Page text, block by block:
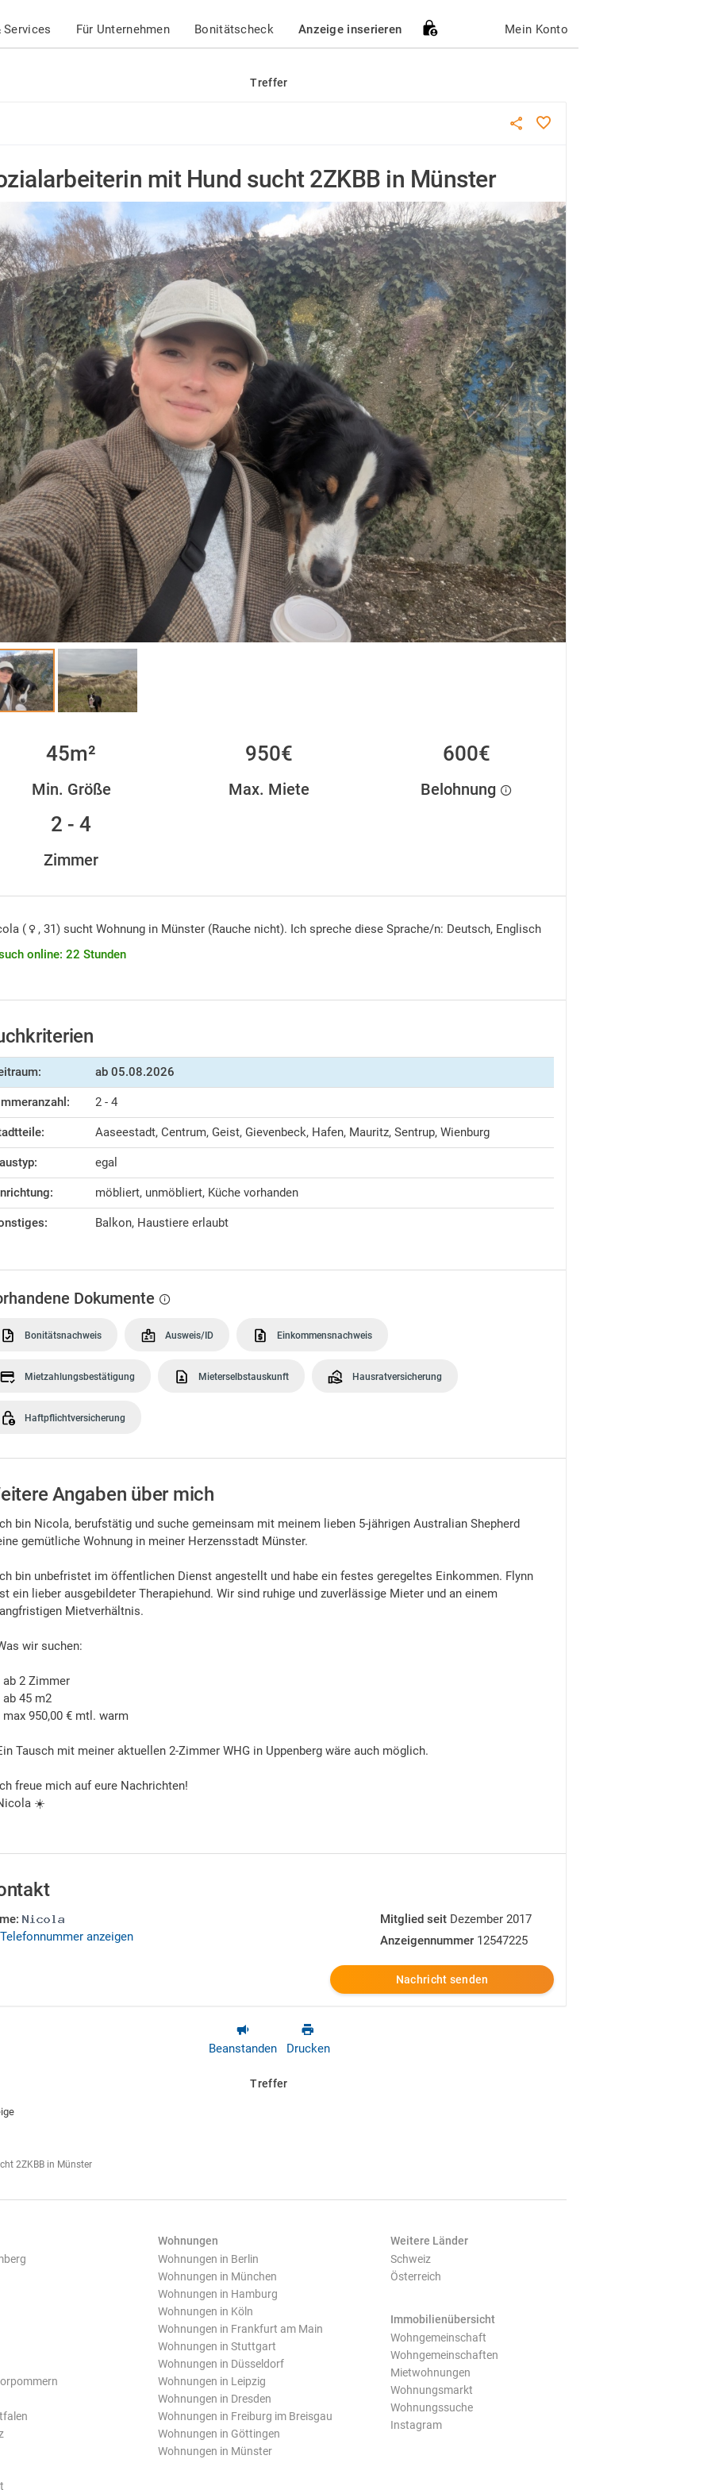
Services Für Unternehmen Bonitätscheck Anzeige inserieren Mein Konto
Treffer
mit Hund sucht 2ZKBB in Münster
45m²
Min. Größe
950€
Max. Miete
600€
Belohnung
2 - 4
Zimmer
(
, 31) sucht Wohnung in Münster (Rauche nicht). Ich spreche diese Sprache/n: Deutsch, Englisch
online: 22 Stunden
ab 05.08.2026
2 - 4
Aaseestadt, Centrum, Geist, Gievenbeck, Hafen, Mauritz, Sentrup, Wienburg
egal
möbliert, unmöbliert, Küche vorhanden
Balkon, Haustiere erlaubt
Dokumente
Bonitätsnachweis Ausweis/ID Einkommensnachweis
Mietzahlungsbestätigung Mieterselbstauskunft Hausratversicherung
Haftpflichtversicherung
Angaben über mich
bin Nicola, berufstätig und suche gemeinsam mit meinem lieben 5-jährigen Australian Shepherd
gemütliche Wohnung in meiner Herzensstadt Münster.
bin unbefristet im öffentlichen Dienst angestellt und habe ein festes geregeltes Einkommen. Flynn
ein lieber ausgebildeter Therapiehund. Wir sind ruhige und zuverlässige Mieter und an einem
Mietverhältnis.
wir suchen:
ab 2 Zimmer
ab 45 m2
max 950,00 € mtl. warm
Tausch mit meiner aktuellen 2-Zimmer WHG in Uppenberg wäre auch möglich.
freue mich auf eure Nachrichten!
☀️
Telefonnummer anzeigen
Mitglied seitDezember 2017
Anzeigennummer12547225
Nachricht senden
Beanstanden Drucken
Treffer
2ZKBB in Münster
Wohnungen
Wohnungen in Berlin
Wohnungen in München
Wohnungen in Hamburg
Wohnungen in Köln
Wohnungen in Frankfurt am Main
Wohnungen in Stuttgart
Wohnungen in Düsseldorf
Wohnungen in Leipzig
Wohnungen in Dresden
Wohnungen in Freiburg im Breisgau
Wohnungen in Göttingen
Wohnungen in Münster
Weitere Länder
Schweiz
Österreich
Immobilienübersicht
Wohngemeinschaft
Wohngemeinschaften
Mietwohnungen
Wohnungsmarkt
Wohnungssuche
Instagram